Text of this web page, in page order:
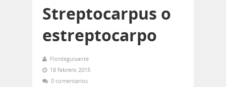
Streptocarpus o
estreptocarpo
Flordeguisante
18 febrero 2015
0 comentarios